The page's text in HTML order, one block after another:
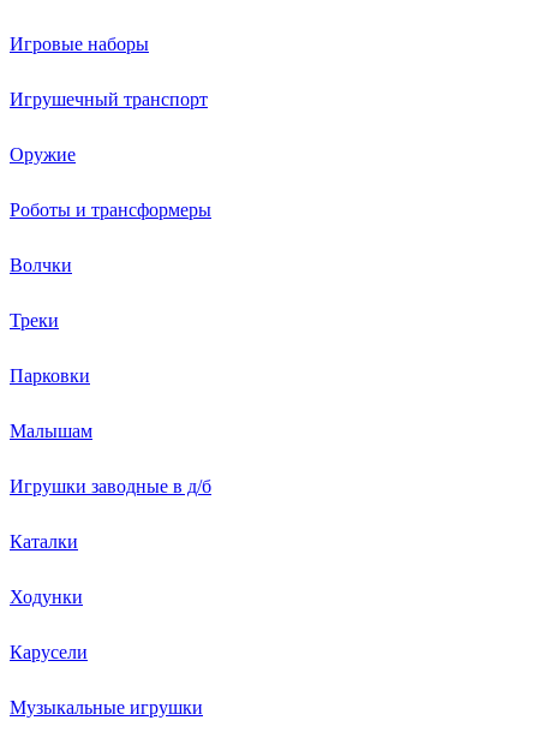
Игровые наборы
Игрушечный транспорт
Оружие
Роботы и трансформеры
Волчки
Треки
Парковки
Малышам
Игрушки заводные в д/б
Каталки
Ходунки
Карусели
Музыкальные игрушки